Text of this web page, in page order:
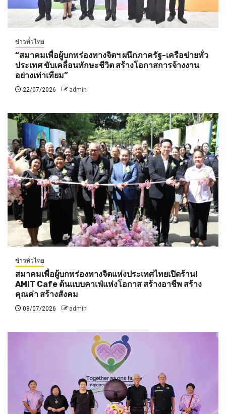
ข่าวทั่วไทย
“สมาคมเพื่อผู้บกพร่องทางจิตฯ ผนึกภาครัฐ-เครือข่ายทั่ว
ประเทศ ขับเคลื่อนทักษะชีวิต สร้างโอกาสการจ้างงาน
อย่างเท่าเทียม”
22/07/2026 admin
ข่าวทั่วไทย
สมาคมเพื่อผู้บกพร่องทางจิตแห่งประเทศไทยเปิดร้าน!
AMIT Cafe ต้นแบบคาเฟ่แห่งโอกาส สร้างอาชีพ สร้าง
คุณค่า สร้างสังคม
08/07/2026 admin